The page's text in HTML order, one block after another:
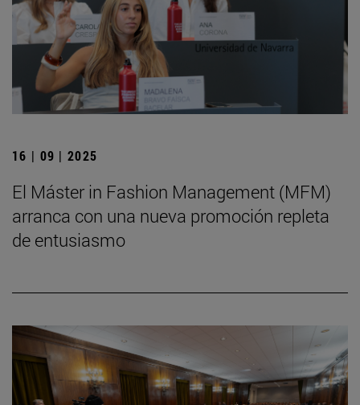
16 | 09 | 2025
El Máster in Fashion Management (MFM)
arranca con una nueva promoción repleta
de entusiasmo